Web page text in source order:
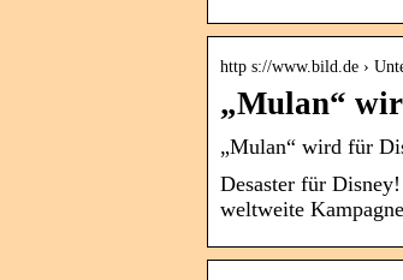
http s://www.bild.de ›
„Mulan“
„Mulan“ wird für
Desaster für
weltweite